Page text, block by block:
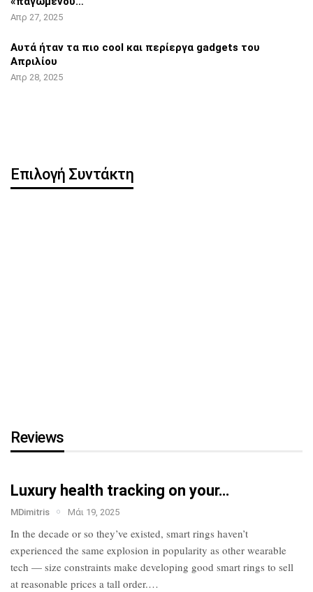
Απρ 27, 2025
Αυτά ήταν τα πιο cool και περίεργα gadgets του
Απριλίου
Απρ 28, 2025
Επιλογή Συντάκτη
Reviews
Luxury health tracking on your…
MDimitris Μάι 19, 2025
In the decade or so they’ve existed, smart rings haven’t
experienced the same explosion in popularity as other wearable
tech — size constraints make developing good smart rings to sell
at reasonable prices a tall order.…